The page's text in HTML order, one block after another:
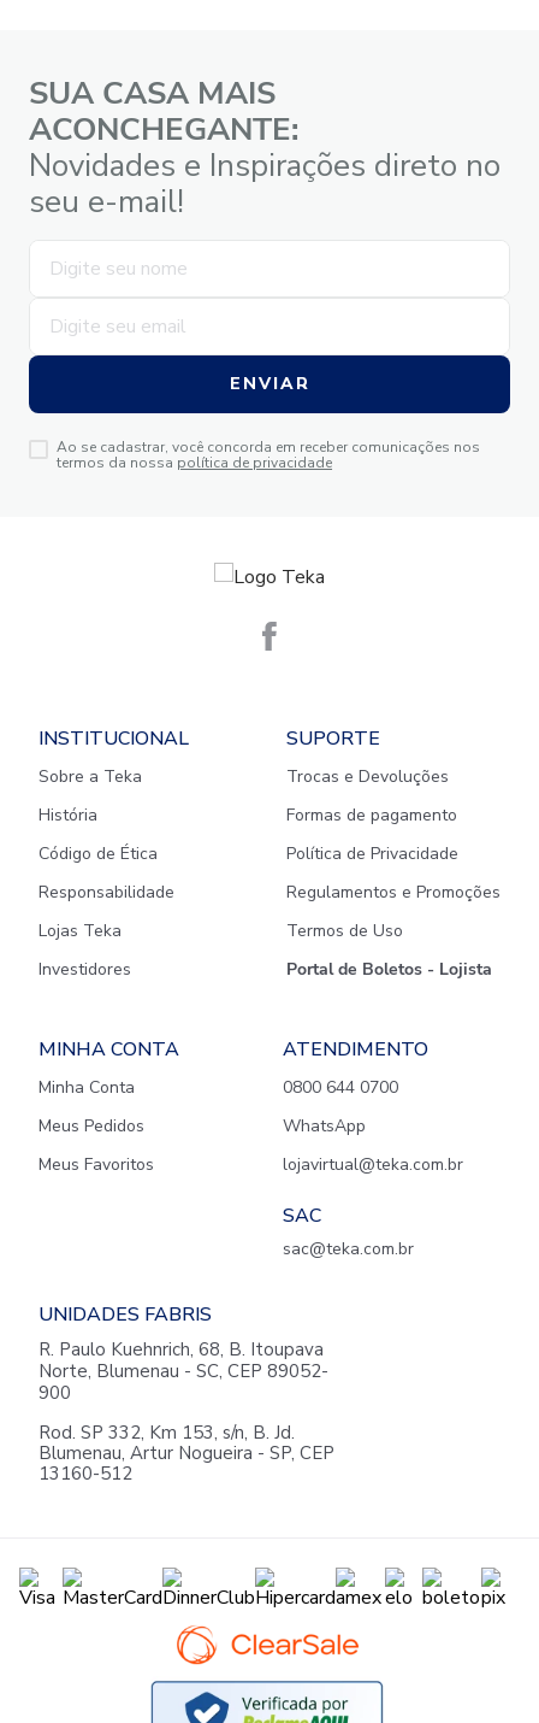
SUA CASA MAIS
ACONCHEGANTE:
Novidades e Inspirações direto no
seu e-mail!
ENVIAR
Ao se cadastrar, você concorda em receber comunicações nos
termos da nossa política de privacidade
INSTITUCIONAL
Sobre a Teka
História
Código de Ética
Responsabilidade
Lojas Teka
Investidores
SUPORTE
Trocas e Devoluções
Formas de pagamento
Política de Privacidade
Regulamentos e Promoções
Termos de Uso
Portal de Boletos - Lojista
MINHA CONTA
Minha Conta
Meus Pedidos
Meus Favoritos
ATENDIMENTO
0800 644 0700
WhatsApp
lojavirtual@teka.com.br
SAC
sac@teka.com.br
UNIDADES FABRIS
R. Paulo Kuehnrich, 68, B. Itoupava
Norte, Blumenau - SC, CEP 89052-
900
Rod. SP 332, Km 153, s/n, B. Jd.
Blumenau, Artur Nogueira - SP, CEP
13160-512